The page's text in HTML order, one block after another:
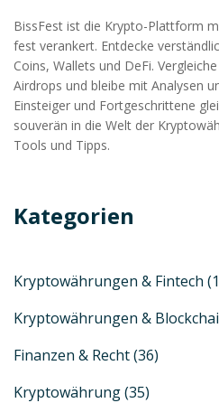
BissFest ist die Krypto-Plattform
fest verankert. Entdecke
Coins, Wallets und DeFi.
Airdrops und bleibe mit Analysen
Einsteiger und Fortgeschrittene
souverän in die Welt der
Tools und Tipps.
Kategorien
Kryptowährungen & Fintech
Kryptowährungen &
Finanzen & Recht(36)
Kryptowährung(35)